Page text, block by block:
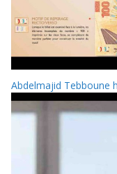
Abdelmajid Tebboune